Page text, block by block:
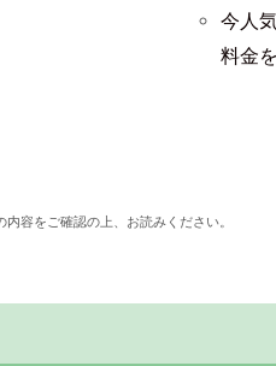
今人
料金
容をご確認の上、お読みください。